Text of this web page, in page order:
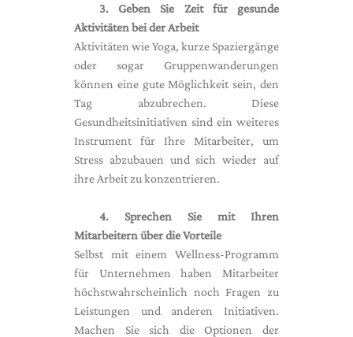
3. Geben Sie Zeit für gesunde
Aktivitäten bei der Arbeit
Aktivitäten wie Yoga, kurze Spaziergänge
oder sogar Gruppenwanderungen
können eine gute Möglichkeit sein, den
Tag abzubrechen. Diese
Gesundheitsinitiativen sind ein weiteres
Instrument für Ihre Mitarbeiter, um
Stress abzubauen und sich wieder auf
ihre Arbeit zu konzentrieren.
4. Sprechen Sie mit Ihren
Mitarbeitern über die Vorteile
Selbst mit einem Wellness-Programm
für Unternehmen haben Mitarbeiter
höchstwahrscheinlich noch Fragen zu
Leistungen und anderen Initiativen.
Machen Sie sich die Optionen der